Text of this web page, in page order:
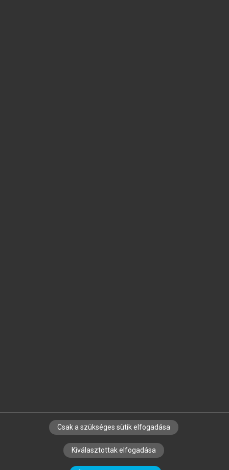
SZERZŐKNEK CÉGEKNEK KÖNYVTÁROSOKNAK
SZERKESZTÉSI ÉS LEKTORÁLÁSI ALAPELVEK
Csak a szükséges sütik elfogadása
Kiválasztottak elfogadása